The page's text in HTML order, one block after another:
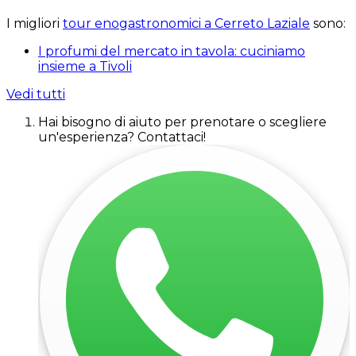
I migliori tour enogastronomici a Cerreto Laziale sono:
I profumi del mercato in tavola: cuciniamo
insieme a Tivoli
Vedi tutti
Hai bisogno di aiuto per prenotare o scegliere
un'esperienza? Contattaci!